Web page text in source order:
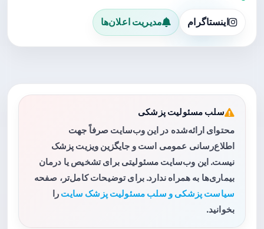
اینستاگرام مدیریت اعلان‌ها
سلب مسئولیت پزشکی
محتوای ارائه‌شده در این وب‌سایت صرفاً جهت
اطلاع‌رسانی عمومی است و جایگزین ویزیت پزشک
نیست. این وب‌سایت مسئولیتی برای تشخیص یا درمان
بیماری‌ها به همراه ندارد. برای توضیحات کامل‌تر، صفحه
سیاست پزشکی و سلب مسئولیت پزشک سایت را
بخوانید.